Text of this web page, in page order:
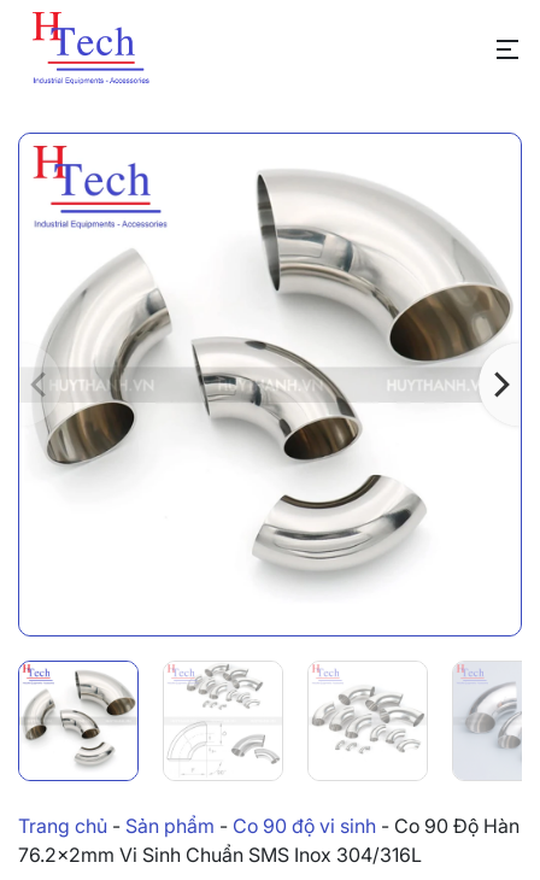
Trang chủ - Sản phẩm - Co 90 độ vi sinh - Co 90 Độ Hàn
76.2x2mm Vi Sinh Chuẩn SMS Inox 304/316L